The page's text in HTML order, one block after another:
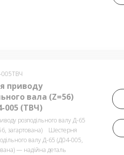
005ТВЧ
приводу
вала (Z=56)
(ТВЧ)
розподільного валу Д-65
загартована) Шестерня
валу Д-65 (Д04-005,
— надійна деталь